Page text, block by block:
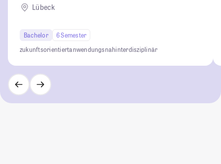
Lübeck
Bachelor
6 Semester
zukunftsorientiertanwendungsnahinterdisziplinär